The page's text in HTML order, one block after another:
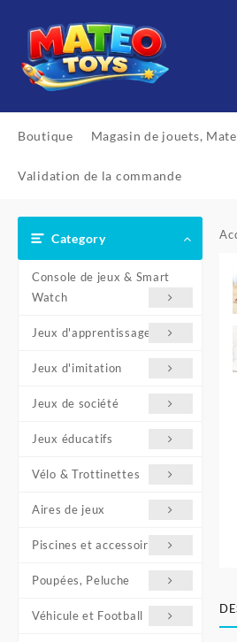
content
Boutique Magasin de jouets,
Validation de la commande
Category
Console de jeux & Smart
Watch
Jeux d'apprentissage
Jeux d'imitation
Jeux de société
Jeux éducatifs
Vélo & Trottinettes
Aires de jeux
Piscines et accessoires
Poupées, Peluche
Véhicule et Football